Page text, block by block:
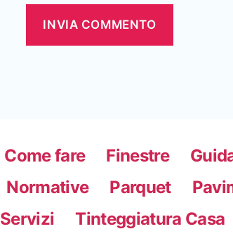
Come fare Finestre
Normative Parquet
Servizi Tinteggiatura Casa